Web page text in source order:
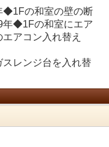
の和室の壁の断
年◆1Fの和室にエア
アコン入れ替え
レンジ台を入れ替